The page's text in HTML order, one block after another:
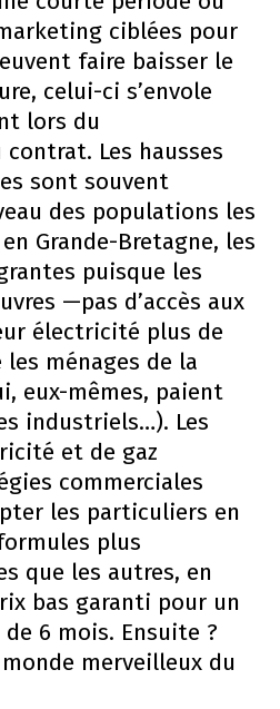
ciblées pour
faire baisser le
celui-ci s’envole
lors du
Les hausses
sont souvent
des populations les
Grande-Bretagne, les
puisque les
—pas d’accès aux
électricité plus de
ménages de la
eux-mêmes, paient
industriels…). Les
et de gaz
commerciales
les particuliers en
plus
que les autres, en
bas garanti pour un
6 mois. Ensuite ?
merveilleux du